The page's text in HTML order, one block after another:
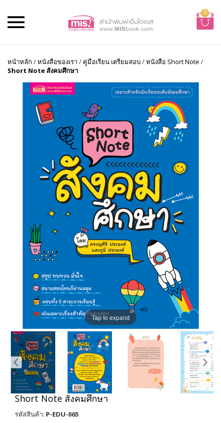
0
หน้าหลัก /หนังสือของเรา / คู่มือเรียน เตรียมสอบ/หนังสือ Short Note /
Short Note สังคมศึกษา
Tap to expand
Short Note สังคมศึกษา
รหัสสินค้า: P-EDU-065